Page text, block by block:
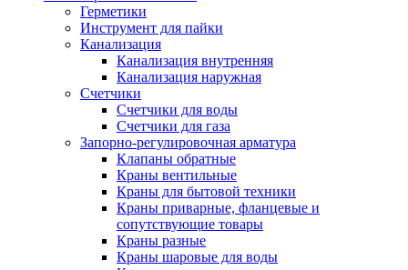
Герметики
Инструмент для пайки
Канализация
Канализация внутренняя
Канализация наружная
Счетчики
Счетчики для воды
Счетчики для газа
Запорно-регулировочная арматура
Клапаны обратные
Краны вентильные
Краны для бытовой техники
Краны приварные, фланцевые и
сопутствующие товары
Краны разные
Краны шаровые для воды